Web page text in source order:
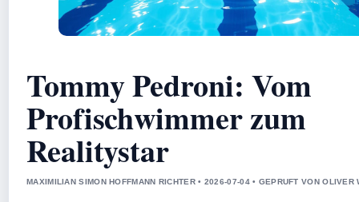
Tommy Pedroni: Vom
Profischwimmer zum
Realitystar
MAXIMILIAN SIMON HOFFMANN RICHTER • 2026-07-04 • GEPRUFT VON OLIVER